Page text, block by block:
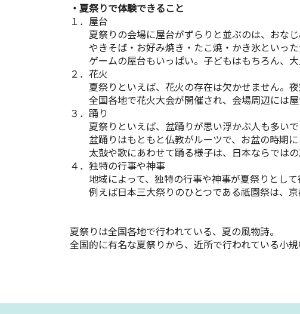
・夏祭りで体験できること
１．屋台
夏祭りの会場に屋台がずらりと並ぶのは、おなじ
やきそば・お好み焼き・たこ焼・かき氷といった
ゲームの屋台もいっぱい。子どもはもちろん、大
２．花火
夏祭りといえば、花火の存在は欠かせません。夜
全国各地で花火大会が開催され、会場周辺には屋
３．踊り
夏祭りといえば、盆踊りが思い浮かぶ人も多いで
盆踊りはもともと仏教がルーツで、お盆の時期に
太鼓や歌にあわせて踊る様子は、日本ならではの
４．独特の行事や神事
地域によって、独特の行事や神事が夏祭りとして
例えば日本三大祭りのひとつである祇園祭は、京
夏祭りは全国各地で行われている、夏の風物詩。
全国的に有名な夏祭りから、近所で行われている小規